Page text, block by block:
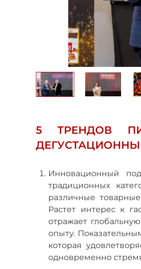
5 ТРЕНДОВ
Инновационный
традиционных
различные
Растет интерес к
отражает
опыту.
которая
одновременно